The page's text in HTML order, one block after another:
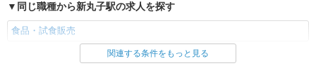
同じ職種から新丸子駅の求人を探す
食品・試食販売
同じ雇用形態から新丸子駅の求人を探す
関連する条件をもっと見る